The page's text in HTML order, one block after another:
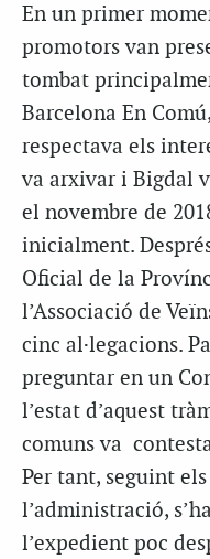
En un primer
promotors van
tombat
Barcelona En
respectava els
va arxivar i Bigdal
el novembre de
inicialment.
Oficial de la
l’Associació de
cinc al·legacions.
preguntar en un
l’estat d’aquest
comuns va
Per tant, seguint
l’administració,
l’expedient poc